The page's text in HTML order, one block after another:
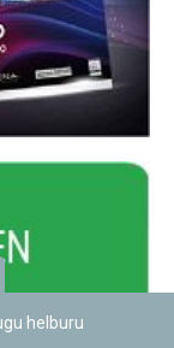
helburu